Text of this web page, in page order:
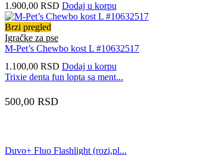
1.900,00 RSD Dodaj u korpu
Brzi pregled
Igračke za pse
M-Pet’s Chewbo kost L #10632517
1.100,00 RSD Dodaj u korpu
Trixie denta fun lopta sa ment...
500,00 RSD
Duvo+ Fluo Flashlight (rozi,pl...